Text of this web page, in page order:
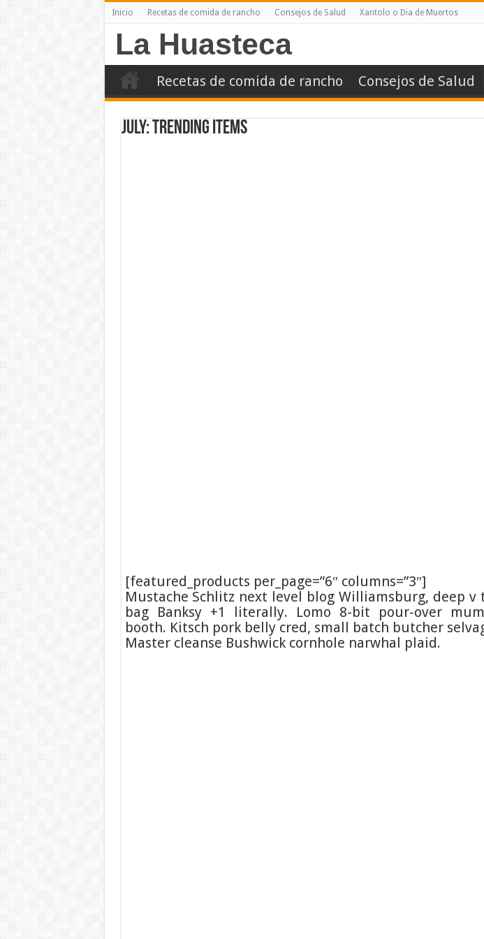
Inicio Recetas de comida de rancho Consejos de Salud Xantolo o Dia de Muertos
La Huasteca
Recetas de comida de rancho Consejos de Salud
July: Trending Items
[featured_products per_page=”6″ columns=”3″]
Mustache Schlitz next level blog Williamsburg, deep
bag Banksy +1 literally. Lomo 8-bit pour-over
booth. Kitsch pork belly cred, small batch butcher
Master cleanse Bushwick cornhole narwhal plaid.